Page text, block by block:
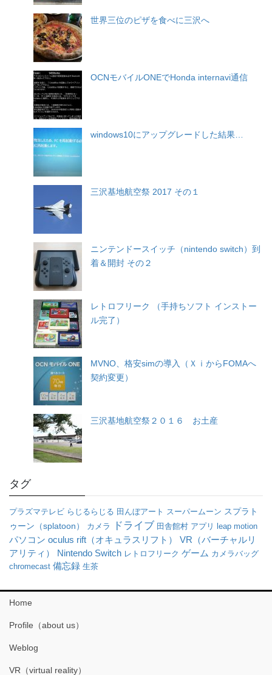
世界三位のピザを食べに三沢へ
OCNモバイルONEでHonda internavi通信
windows10にアップグレードした結果…
三沢基地航空祭 2017 その１
ニンテンドースイッチ（nintendo switch）到
着＆開封 その２
レトロフリーク （手持ちソフト インストー
ル完了）
MVNO、格安simの導入（ＸｉからFOMAへ
契約変更）
三沢基地航空祭２０１６ お土産
タグ
プラズマテレビ らじるらじる 田んぼアート スーパームーン スプラト
ゥーン（splatoon）
カメラ ドライブ 田舎館村 アプリ leap motion
パソコン oculus rift（オキュラスリフト）
VR（バーチャルリ
アリティ）
Nintendo Switch レトロフリーク ゲーム カメラバッグ
chromecast 備忘録 生茶
Home
Profile（about us）
Weblog
VR（virtual reality）